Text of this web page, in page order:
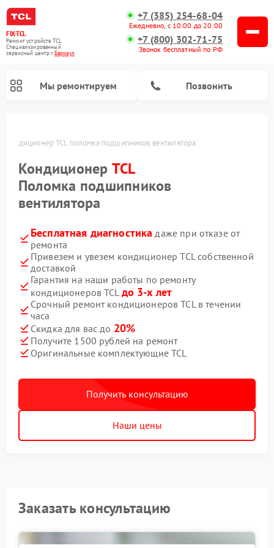
FIX-TCL
Ремонт устройств TCL
Специализированный
cервисный центр г.Барнаул
+7 (385) 254-68-04
Ежедневно, с 10:00 до 20:00
+7 (800) 302-71-75
Звонок бесплатный по РФ
Мы ремонтируем Позвонить
Кондиционер TCL поломка подшипников вентилятора
Кондиционер TCL
Поломка подшипников
вентилятора
Бесплатная диагностика даже при отказе от
ремонта
Привезем и увезем кондиционер TCL собственной
доставкой
Гарантия на наши работы по ремонту
кондиционеров TCL до 3-х лет
Срочный ремонт кондиционеров TCL в течении
часа
Скидка для вас до 20%
Получите 1500 рублей на ремонт
Оригинальные комплектующие TCL
Получить консультацию
Наши цены
Заказать консультацию